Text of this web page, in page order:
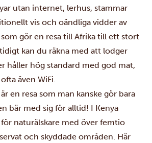
utan internet, lerhus, stammar
vis och oändliga vidder av
gör en resa till Afrika till ett stort
kan du räkna med att lodger
håller hög standard med god mat,
även WiFi.
är en resa som man kanske gör bara
bär med sig för alltid! I Kenya
naturälskare med över femtio
och skyddade områden. Här